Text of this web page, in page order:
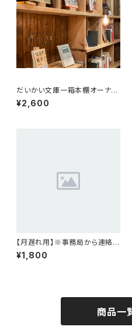
だいかい文庫一箱本棚オーナー
（月額）
¥2,600
【月遅れ用】※事務局から連絡が
あった方のみ使用※U23割 だ
いかい文庫一箱本棚オーナー
¥1,800
商品一